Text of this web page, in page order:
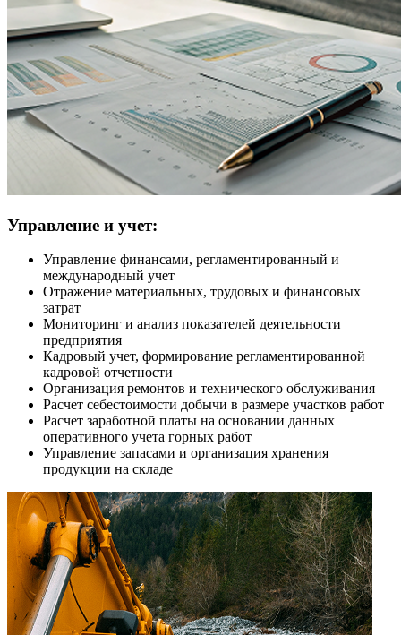
Управление и учет:
Управление финансами, регламентированный и
международный учет
Отражение материальных, трудовых и финансовых
затрат
Мониторинг и анализ показателей деятельности
предприятия
Кадровый учет, формирование регламентированной
кадровой отчетности
Организация ремонтов и технического обслуживания
Расчет себестоимости добычи в размере участков работ
Расчет заработной платы на основании данных
оперативного учета горных работ
Управление запасами и организация хранения
продукции на складе